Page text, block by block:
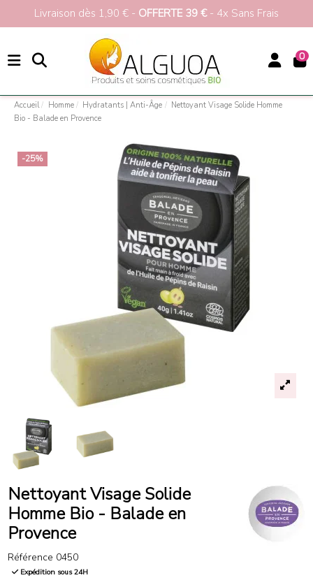
Livraison dès 1,90 € - OFFERTE 39 €- 4x Sans Frais
0
Accueil Homme Hydratants | Anti-Âge
Nettoyant Visage Solide Homme
Bio - Balade en Provence
-25%
Nettoyant Visage Solide
Homme Bio - Balade en
Provence
Référence 0450
Expédition sous 24H